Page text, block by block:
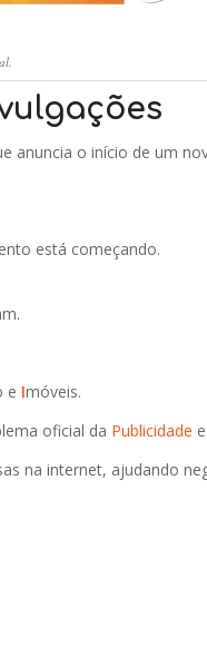
anuncia o início de um
está começando.
e Imóveis.
oficial da Publicidade
na internet, ajudando